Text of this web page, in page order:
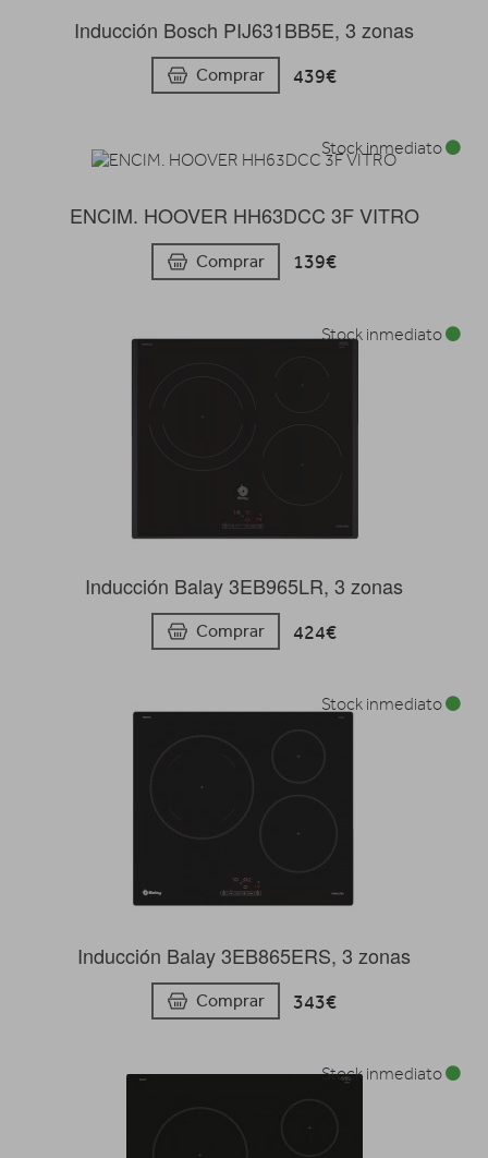
Inducción Bosch PIJ631BB5E, 3 zonas
Comprar 439€
ENCIM. HOOVER HH63DCC 3F VITRO
Comprar 139€
Stock inmediato
Inducción Balay 3EB965LR, 3 zonas
Comprar 424€
Stock inmediato
Inducción Balay 3EB865ERS, 3 zonas
Comprar 343€
Stock inmediato
Stock inmediato